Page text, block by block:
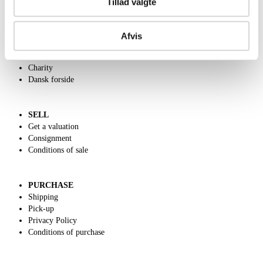
Afvis
Charity
Dansk forside
SELL
Get a valuation
Consignment
Conditions of sale
PURCHASE
Shipping
Pick-up
Privacy Policy
Conditions of purchase